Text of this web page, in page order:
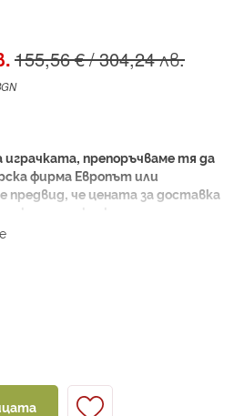
155,56 €/304,24 лв.
играчката, препоръчваме тя да
фирма Европът или
че цената за доставка
която се калкулира при